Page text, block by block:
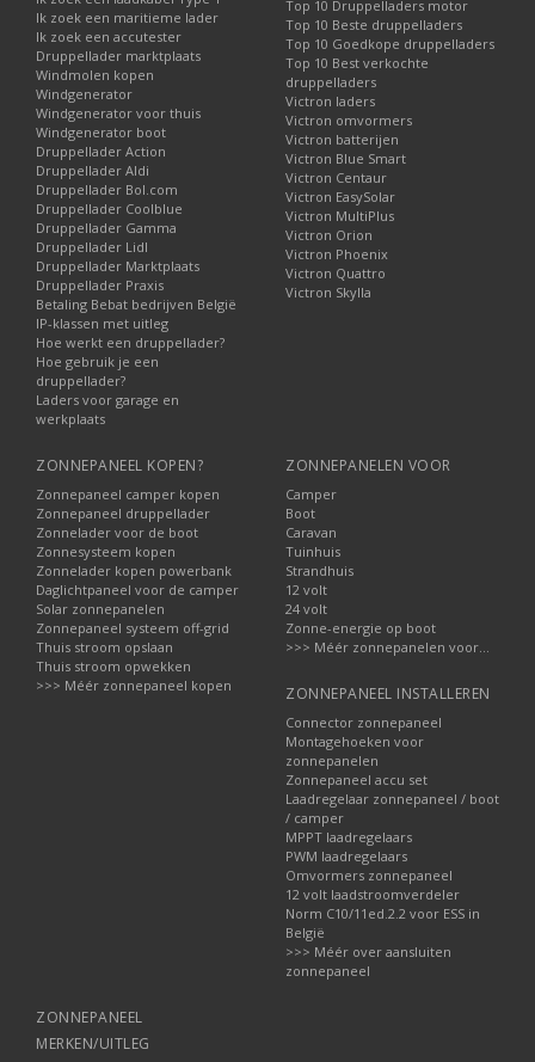
Ik zoek een maritieme lader
Ik zoek een accutester
Druppellader marktplaats
Windmolen kopen
Windgenerator
Windgenerator voor thuis
Windgenerator boot
Druppellader Action
Druppellader Aldi
Druppellader Bol.com
Druppellader Coolblue
Druppellader Gamma
Druppellader Lidl
Druppellader Marktplaats
Druppellader Praxis
Betaling Bebat bedrijven België
IP-klassen met uitleg
Hoe werkt een druppellader?
Hoe gebruik je een
druppellader?
Laders voor garage en
werkplaats
Top 10 Druppelladers motor
Top 10 Beste druppelladers
Top 10 Goedkope druppelladers
Top 10 Best verkochte
druppelladers
Victron laders
Victron omvormers
Victron batterijen
Victron Blue Smart
Victron Centaur
Victron EasySolar
Victron MultiPlus
Victron Orion
Victron Phoenix
Victron Quattro
Victron Skylla
ZONNEPANEEL KOPEN?
Zonnepaneel camper kopen
Zonnepaneel druppellader
Zonnelader voor de boot
Zonnesysteem kopen
Zonnelader kopen powerbank
Daglichtpaneel voor de camper
Solar zonnepanelen
Zonnepaneel systeem off-grid
Thuis stroom opslaan
Thuis stroom opwekken
>>> Méér zonnepaneel kopen
ZONNEPANELEN VOOR
Camper
Boot
Caravan
Tuinhuis
Strandhuis
12 volt
24 volt
Zonne-energie op boot
>>> Méér zonnepanelen voor...
ZONNEPANEEL INSTALLEREN
Connector zonnepaneel
Montagehoeken voor
zonnepanelen
Zonnepaneel accu set
Laadregelaar zonnepaneel / boot
/ camper
MPPT laadregelaars
PWM laadregelaars
Omvormers zonnepaneel
12 volt laadstroomverdeler
Norm C10/11ed.2.2 voor ESS in
België
>>> Méér over aansluiten
zonnepaneel
ZONNEPANEEL
MERKEN/UITLEG